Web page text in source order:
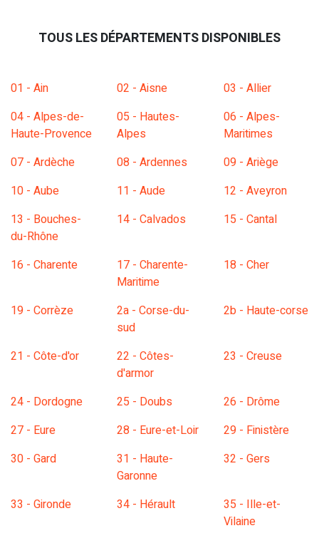
TOUS LES DÉPARTEMENTS DISPONIBLES
01 - Ain 02 - Aisne
03 - Allier
04 - Alpes-de-
Haute-Provence
05 - Hautes-
Alpes
06 - Alpes-
Maritimes
07 - Ardèche
08 - Ardennes
09 - Ariège
10 - Aube
11 - Aude
12 - Aveyron
13 - Bouches-
du-Rhône
14 - Calvados 15 - Cantal
16 - Charente
17 - Charente-
Maritime
18 - Cher
19 - Corrèze
2a - Corse-du-
sud
2b - Haute-corse
21 - Côte-d'or
22 - Côtes-
d'armor
23 - Creuse
24 - Dordogne 25 - Doubs
26 - Drôme
27 - Eure
28 - Eure-et-Loir
29 - Finistère
30 - Gard
31 - Haute-
Garonne
32 - Gers
33 - Gironde 34 - Hérault
35 - Ille-et-
Vilaine